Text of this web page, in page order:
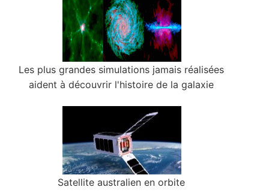
Les plus grandes simulations jamais réalisées
aident à découvrir l'histoire de la galaxie
Satellite australien en orbite